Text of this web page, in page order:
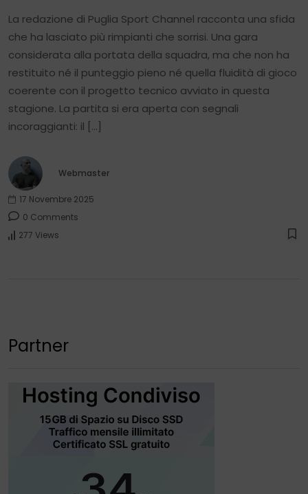
La redazione di Puglia Sport Channel racconta una sfida
che ha lasciato più rimpianti che sorrisi. Una gara
considerata alla portata della squadra, ma che non ha
restituito né il punteggio pieno né quella fluidità di gioco
coerente con il progetto tecnico avviato in questa
stagione. La partita si era aperta con segnali
incoraggianti: il […]
Webmaster
17 Novembre 2025
0 Comments
277 Views
Partner